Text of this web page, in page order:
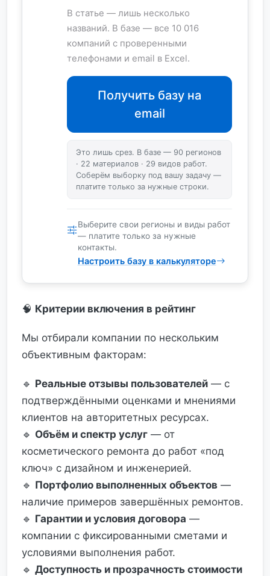
В статье — лишь несколько
названий. В базе — все 10 016
компаний с проверенными
телефонами и email в Excel.
Получить базу на
email
Это лишь срез. В базе — 90 регионов
· 22 материалов · 29 видов работ.
Соберём выборку под вашу задачу —
платите только за нужные строки.
Выберите свои регионы и виды работ
— платите только за нужные
контакты.
Настроить базу в калькуляторе
🧠 Критерии включения в рейтинг
Мы отбирали компании по нескольким
объективным факторам:
🔹 Реальные отзывы пользователей — с
подтверждёнными оценками и мнениями
клиентов на авторитетных ресурсах.
🔹 Объём и спектр услуг — от
косметического ремонта до работ «под
ключ» с дизайном и инженерией.
🔹 Портфолио выполненных объектов —
наличие примеров завершённых ремонтов.
🔹 Гарантии и условия договора —
компании с фиксированными сметами и
условиями выполнения работ.
🔹 Доступность и прозрачность стоимости